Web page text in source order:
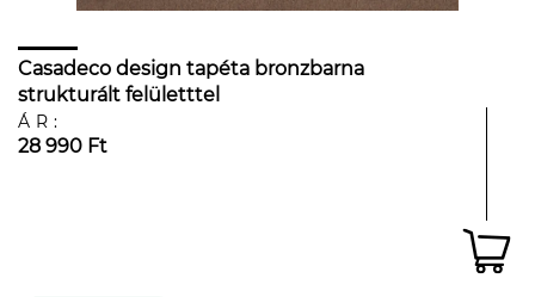
Casadeco design tapéta bronzbarna
strukturált felületttel
ÁR:
28 990 Ft